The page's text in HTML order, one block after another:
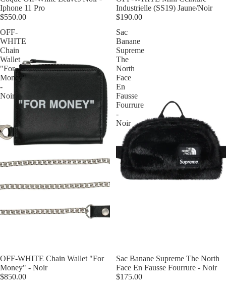
Iphone 11 Pro
$550.00
Industrielle (SS19) Jaune/Noir
$190.00
OFF-
WHITE
Chain
Wallet
"For
Money"
-
Noir
Épuisé
OFF-WHITE Chain Wallet "For
Money" - Noir
$850.00
Sac
Banane
Supreme
The
North
Face
En
Fausse
Fourrure
-
Noir
Épuisé
Sac Banane Supreme The North
Face En Fausse Fourrure - Noir
$175.00